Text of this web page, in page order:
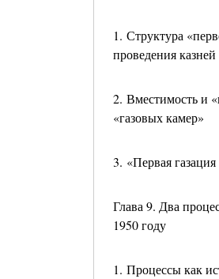
1. Структура
проведения
2. Вместимость и
«газовых камер»
3. «Первая
Глава 9. Два
1950 году
1. Процессы как